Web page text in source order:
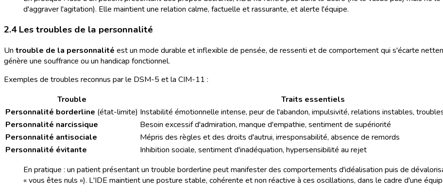
d'aggraver l'agitation). Elle maintient une relation calme, factuelle et rassurante, et alerte l'équipe.
2.4 Les troubles de la personnalité
Un trouble de la personnalité est un mode durable et inflexible de pensée, de ressenti et de comportement qui s'écarte
génère une souffrance ou un handicap fonctionnel.
Exemples de troubles reconnus par le DSM-5 et la CIM-11 :
Trouble
Traits essentiels
Personnalité borderline (état-limite) Instabilité émotionnelle intense, peur de l'abandon, impulsivité, relations instables,
Personnalité narcissique
Besoin excessif d'admiration, manque d'empathie, sentiment de supériorité
Personnalité antisociale
Mépris des règles et des droits d'autrui, irresponsabilité, absence de remords
Personnalité évitante
Inhibition sociale, sentiment d'inadéquation, hypersensibilité au rejet
En pratique : un patient présentant un trouble borderline peut manifester des comportements d'idéalisation puis de
« vous êtes nuls »). L'IDE maintient une posture stable, cohérente et non réactive à ces oscillations, dans le cadre d'une